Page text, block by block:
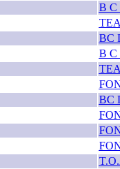
B C
BC
B C
BC